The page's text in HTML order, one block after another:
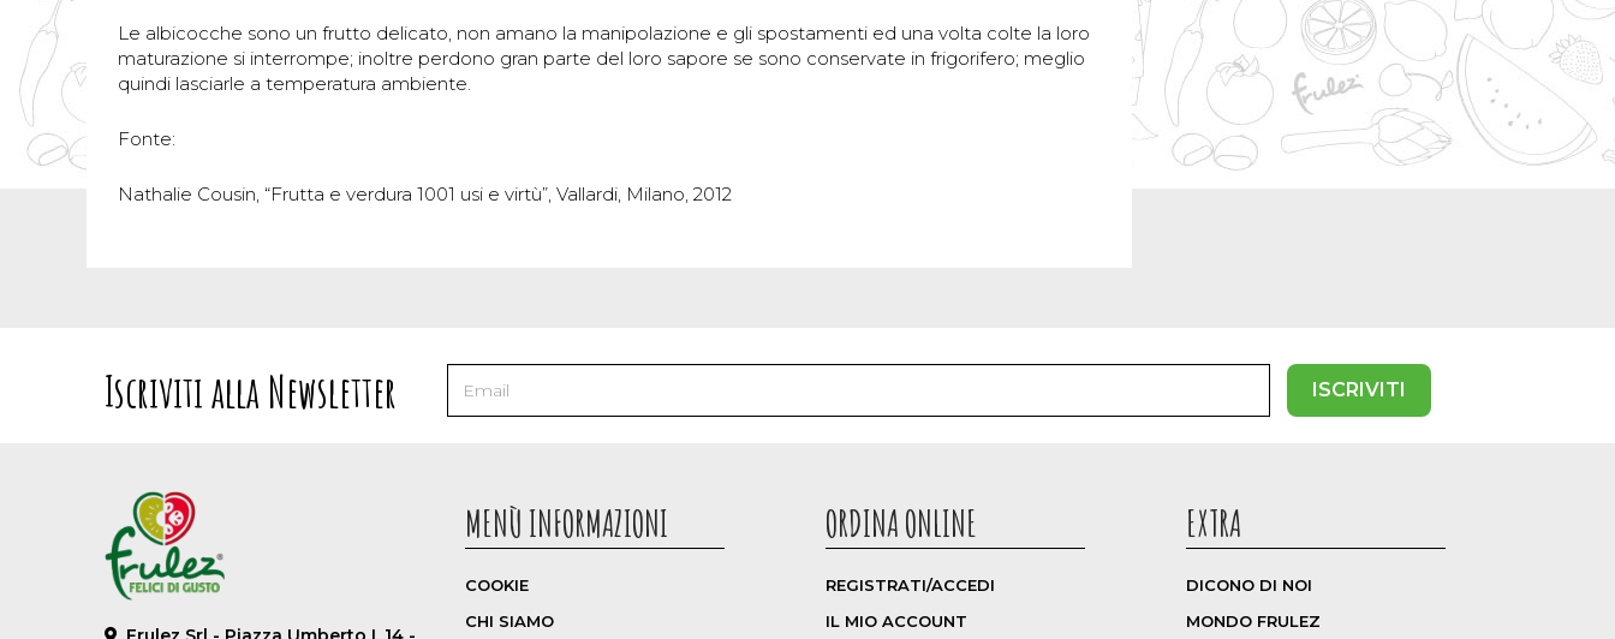
Le albicocche sono un frutto delicato, non amano la manipolazione e gli spostamenti ed una volta colte la loro
maturazione si interrompe; inoltre perdono gran parte del loro sapore se sono conservate in frigorifero; meglio
quindi lasciarle a temperatura ambiente.
Fonte:
Nathalie Cousin, “Frutta e verdura 1001 usi e virtù”, Vallardi, Milano, 2012
Iscriviti alla Newsletter ISCRIVITI
MENÙ INFORMAZIONI
COOKIE
CHI SIAMO
ORDINA ONLINE
REGISTRATI/ACCEDI
IL MIO ACCOUNT
EXTRA
DICONO DI NOI
MONDO FRULEZ